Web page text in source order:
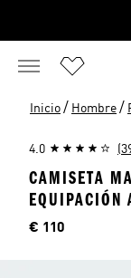
Inicio / Hombre /
4.0
CAMISETA
Precio
€ 110